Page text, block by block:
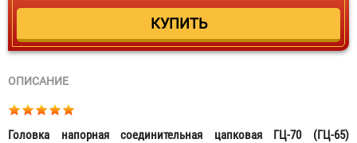
ОПИСАНИЕ
Головка напорная соединительная цапковая ГЦ-70 (ГЦ-65)